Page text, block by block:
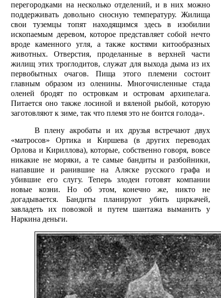
перегородками на несколько отделений, и в них можно
поддерживать довольно снос­ную температуру. Жилища
свои туземцы топят находящимся здесь в изобилии
ископаемым деревом, которое представляет собой нечто
вроде каменного угля, а также костями китообразных
животных. Отверстия, проделанные в верхней части
жилищ этих троглодитов, служат для выхода дыма из их
первобытных очагов. Пища этого племени состоит
главным образом из оленины. Многочисленные стада
оленей бродят по островкам и островам архипелага.
Питается оно также лосиной и вяленой рыбой, которую
заготовляют к зиме, так что племя это не боится голода».
В плену акробаты и их друзья встречают двух
«матросов» Ортика и Киршева (в других переводах
Орлова и Кириллова), которые, собственно говоря, вовсе
никакие не моряки, а те самые бандиты и разбойники,
напавшие и ранившие на Аляске русского графа и
убившие его слугу. Теперь злодеи готовят компании
новые козни. Но об этом, конечно же, никто не
догадывается. Бандиты планируют убить циркачей,
завладеть их повозкой и путем шантажа выманить у
Наркина деньги.